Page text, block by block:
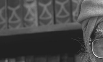
منفی تجربہ
لرننگ اسپرٹ
کام کی قیمت